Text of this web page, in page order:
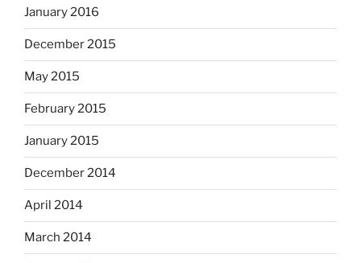
January 2016
December 2015
May 2015
February 2015
January 2015
December 2014
April 2014
March 2014